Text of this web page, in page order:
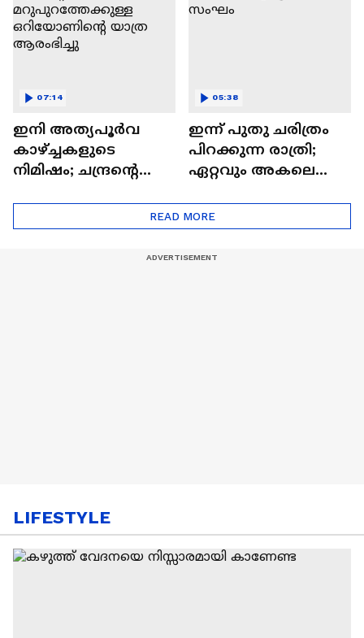
ഇനി അത്യപൂര്‍വ
കാഴ്ച്ചകളുടെ
നിമിഷം; ചന്ദ്രന്റെ
ഒറിയോണിന്റെ യാത്ര
ആരംഭിച്ചു
07:14
ഇന്ന് പുതു ചരിത്രം
പിറക്കുന്ന രാത്രി;
ഏറ്റവും അകലെ
05:38
READ MORE
LIFESTYLE